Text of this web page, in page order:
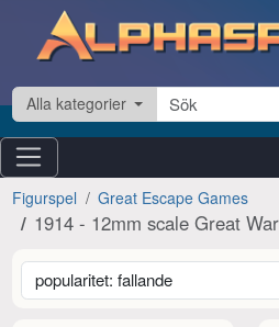
Hoppa till innehåll
Alla kategorier
Figurspel Great Escape Games
1914 - 12mm scale Great